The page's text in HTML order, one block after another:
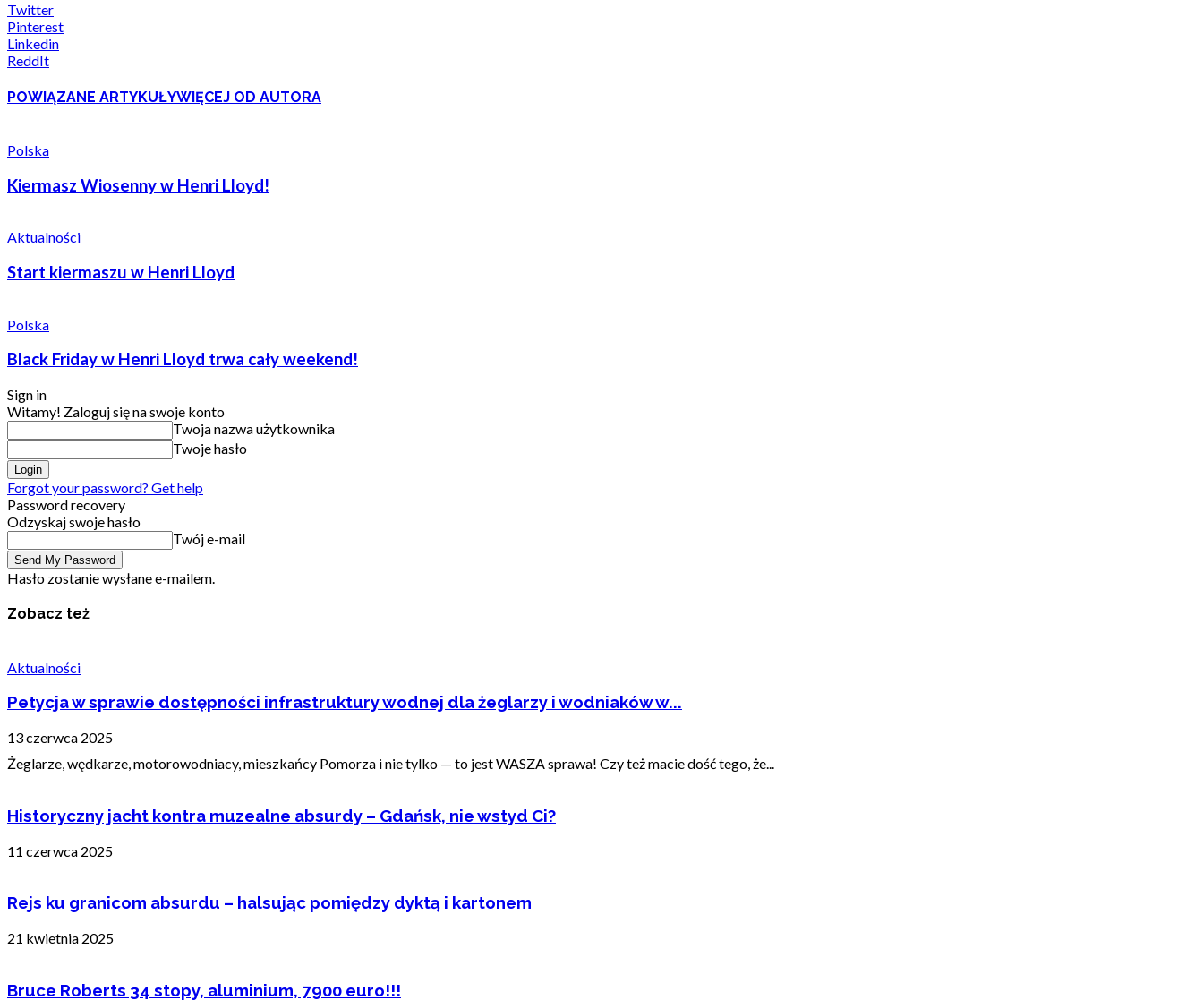
Twitter
Pinterest
Linkedin
ReddIt
POWIĄZANE ARTYKUŁYWIĘCEJ OD AUTORA
Polska
Kiermasz Wiosenny w Henri Lloyd!
Aktualności
Start kiermaszu w Henri Lloyd
Polska
Black Friday w Henri Lloyd trwa cały weekend!
Sign in
Witamy! Zaloguj się na swoje konto
Twoja nazwa użytkownika
Twoje hasło
Forgot your password? Get help
Password recovery
Odzyskaj swoje hasło
Twój e-mail
Hasło zostanie wysłane e-mailem.
Zobacz też
Aktualności
Petycja w sprawie dostępności infrastruktury wodnej dla żeglarzy i wodniaków w...
13 czerwca 2025
Żeglarze, wędkarze, motorowodniacy, mieszkańcy Pomorza i nie tylko — to jest WASZA sprawa! Czy też macie dość tego, że...
Historyczny jacht kontra muzealne absurdy – Gdańsk, nie wstyd Ci?
11 czerwca 2025
Rejs ku granicom absurdu – halsując pomiędzy dyktą i kartonem
21 kwietnia 2025
Bruce Roberts 34 stopy, aluminium, 7900 euro!!!